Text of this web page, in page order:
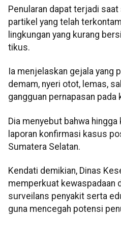
Penularan dapat terjadi
partikel yang telah
lingkungan yang kurang
tikus.
Ia menjelaskan gejala yang
demam, nyeri otot, lemas,
gangguan pernapasan pada
Dia menyebut bahwa
laporan konfirmasi kasus
Sumatera Selatan.
Kendati demikian, Dinas
memperkuat kewaspadaan
surveilans penyakit serta
guna mencegah potensi